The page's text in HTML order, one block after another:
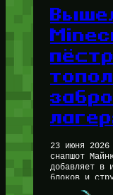
23 июня 2026
снапшот
добавляет в
блоков и
старых